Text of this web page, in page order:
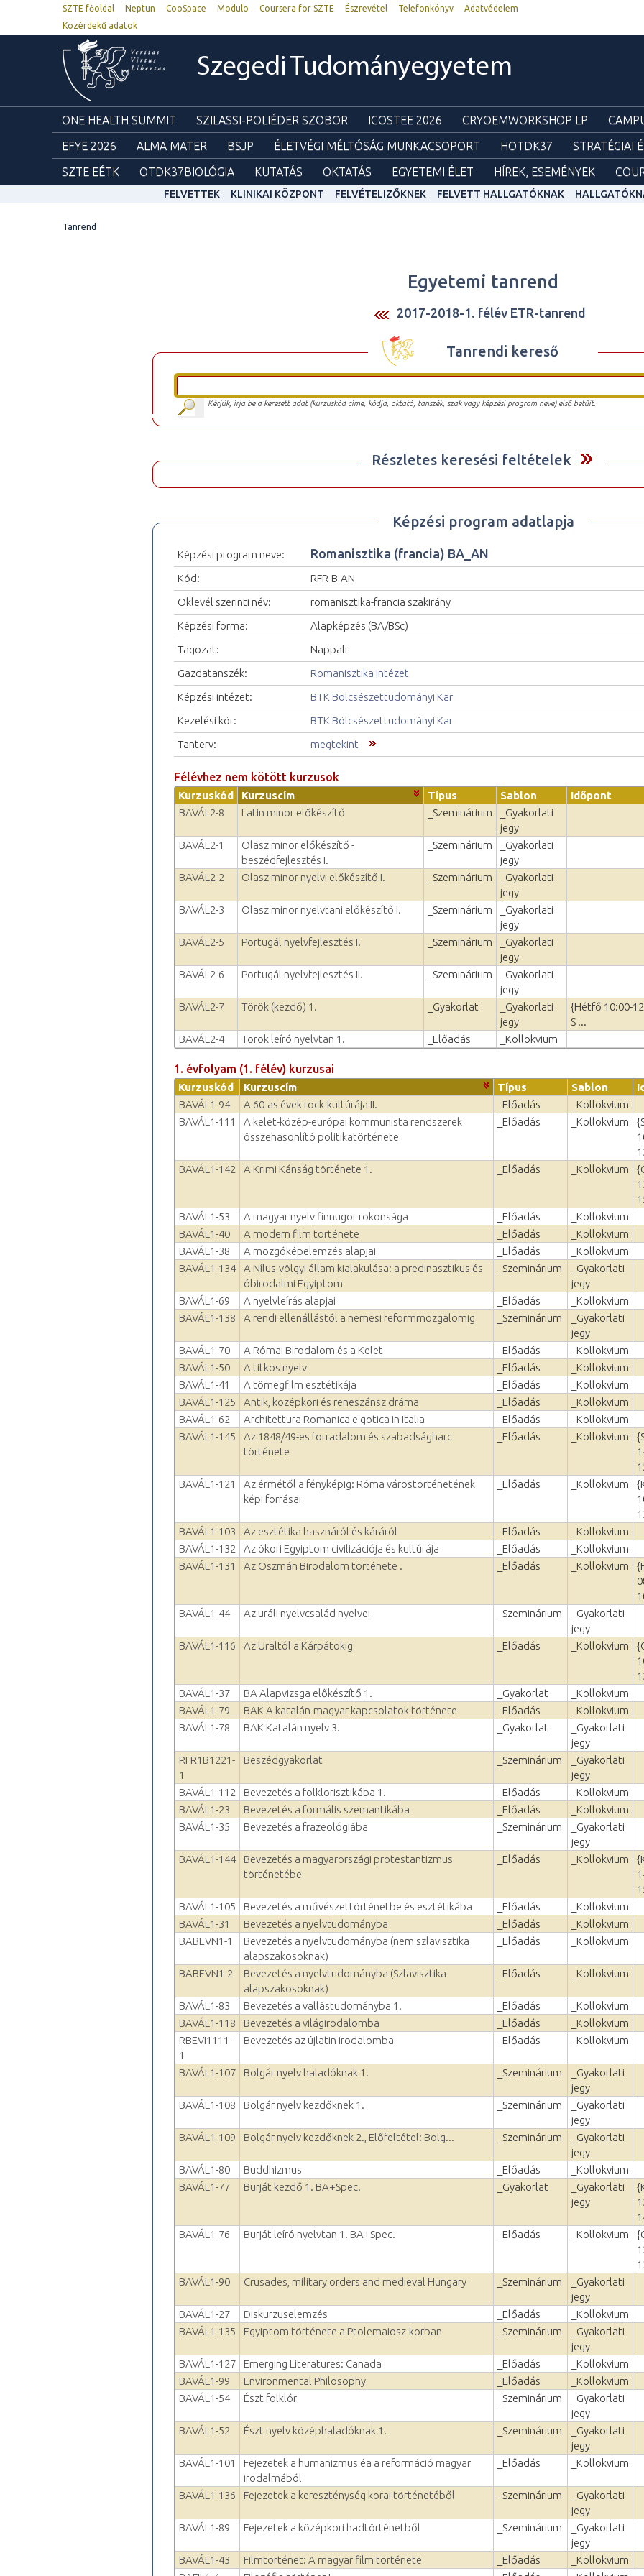
SZTE főoldal Neptun CooSpace Modulo Coursera for SZTE Észrevétel Telefonkönyv
Adatvédelem
Közérdekű adatok
Szegedi Tudományegyetem
ONE HEALTH SUMMIT SZILASSI-POLIÉDER SZOBOR ICOSTEE 2026 CRYOEMWORKSHOP LP
EFYE 2026
ALMA MATER BSJP ÉLETVÉGI MÉLTÓSÁG MUNKACSOPORT HOTDK37 STRATÉGIAI
SZTE EÉTK
OTDK37BIOLÓGIA KUTATÁS OKTATÁS EGYETEMI ÉLET HÍREK, ESEMÉNYEK
FELVETTEK KLINIKAI KÖZPONT FELVÉTELIZŐKNEK FELVETT HALLGATÓKNAK
Tanrend
Egyetemi tanrend
2017-2018-1. félév ETR-tanrend
Tanrendi kereső
Kérjük, írja be a keresett adat (kurzuskód címe, kódja, oktató, tanszék, szak vagy képzési program neve) első betűit.
Részletes keresési feltételek
Képzési program adatlapja
Képzési program neve: Romanisztika (francia) BA_AN
Kód:
RFR-B-AN
Oklevél szerinti név:
romanisztika-francia szakirány
Képzési forma:
Alapképzés (BA/BSc)
Tagozat:
Nappali
Gazdatanszék:
Romanisztika Intézet
Képzési intézet:
BTK Bölcsészettudományi Kar
Kezelési kör:
BTK Bölcsészettudományi Kar
Tanterv:
megtekint
Félévhez nem kötött kurzusok
Kurzuskód Kurzuscím Típus Sablon Időpont
BAVÁL2-8
Latin minor előkészítő _Szeminárium
_Gyakorlati
jegy
BAVÁL2-1
Olasz minor előkészítő -
beszédfejlesztés I.
_Szeminárium
_Gyakorlati
jegy
BAVÁL2-2
Olasz minor nyelvi előkészítő I. _Szeminárium
_Gyakorlati
jegy
BAVÁL2-3
Olasz minor nyelvtani előkészítő I. _Szeminárium
_Gyakorlati
jegy
BAVÁL2-5
Portugál nyelvfejlesztés I. _Szeminárium
_Gyakorlati
jegy
BAVÁL2-6
Portugál nyelvfejlesztés II. _Szeminárium
_Gyakorlati
jegy
BAVÁL2-7
Török (kezdő) 1. _Gyakorlat
_Gyakorlati
jegy
{Hétfő 10:00-
S ...
BAVÁL2-4
Török leíró nyelvtan 1. _Előadás _Kollokvium
1. évfolyam (1. félév) kurzusai
Kurzuskód Kurzuscím Típus Sablon
BAVÁL1-94
A 60-as évek rock-kultúrája II. _Előadás
_Kollokvium
BAVÁL1-111
A kelet-közép-európai kommunista rendszerek
összehasonlító politikatörténete
_Előadás _Kollokvium
BAVÁL1-142
A Krimi Kánság története 1. _Előadás _Kollokvium
BAVÁL1-53 A magyar nyelv finnugor rokonsága _Előadás
_Kollokvium
BAVÁL1-40
A modern film története _Előadás
_Kollokvium
BAVÁL1-38
A mozgóképelemzés alapjai _Előadás
_Kollokvium
BAVÁL1-134
A Nílus-völgyi állam kialakulása: a predinasztikus és
óbirodalmi Egyiptom
_Szeminárium
_Gyakorlati
jegy
BAVÁL1-69
A nyelvleírás alapjai _Előadás
_Kollokvium
BAVÁL1-138
A rendi ellenállástól a nemesi reformmozgalomig _Szeminárium
_Gyakorlati
jegy
BAVÁL1-70
A Római Birodalom és a Kelet _Előadás
_Kollokvium
BAVÁL1-50
A titkos nyelv _Előadás
_Kollokvium
BAVÁL1-41
A tömegfilm esztétikája _Előadás
_Kollokvium
BAVÁL1-125
Antik, középkori és reneszánsz dráma _Előadás
_Kollokvium
BAVÁL1-62
Architettura Romanica e gotica in Italia _Előadás
_Kollokvium
BAVÁL1-145
Az 1848/49-es forradalom és szabadságharc
története
_Előadás _Kollokvium
BAVÁL1-121
Az érmétől a fényképig: Róma várostörténetének
képi forrásai
_Előadás _Kollokvium
BAVÁL1-103 Az esztétika hasznáról és káráról _Előadás
_Kollokvium
BAVÁL1-132
Az ókori Egyiptom civilizációja és kultúrája _Előadás
_Kollokvium
BAVÁL1-131
Az Oszmán Birodalom története . _Előadás _Kollokvium
BAVÁL1-44
Az uráli nyelvcsalád nyelvei _Szeminárium
_Gyakorlati
jegy
BAVÁL1-116
Az Uraltól a Kárpátokig _Előadás _Kollokvium
BAVÁL1-37
BA Alapvizsga előkészítő 1. _Gyakorlat
_Kollokvium
BAVÁL1-79
BAK A katalán-magyar kapcsolatok története _Előadás
_Kollokvium
BAVÁL1-78
BAK Katalán nyelv 3. _Gyakorlat
_Gyakorlati
jegy
RFR1B1221-
1
Beszédgyakorlat _Szeminárium
_Gyakorlati
jegy
BAVÁL1-112
Bevezetés a folklorisztikába 1. _Előadás
_Kollokvium
BAVÁL1-23
Bevezetés a formális szemantikába _Előadás
_Kollokvium
BAVÁL1-35
Bevezetés a frazeológiába _Szeminárium
_Gyakorlati
jegy
BAVÁL1-144
Bevezetés a magyarországi protestantizmus
történetébe
_Előadás _Kollokvium
BAVÁL1-105 Bevezetés a művészettörténetbe és esztétikába _Előadás
_Kollokvium
BAVÁL1-31
Bevezetés a nyelvtudományba _Előadás
_Kollokvium
BABEVN1-1
Bevezetés a nyelvtudományba (nem szlavisztika
alapszakosoknak)
_Előadás _Kollokvium
BABEVN1-2
Bevezetés a nyelvtudományba (Szlavisztika
alapszakosoknak)
_Előadás _Kollokvium
BAVÁL1-83 Bevezetés a vallástudományba 1. _Előadás
_Kollokvium
BAVÁL1-118
Bevezetés a világirodalomba _Előadás
_Kollokvium
RBEVI1111-
1
Bevezetés az újlatin irodalomba _Előadás _Kollokvium
BAVÁL1-107 Bolgár nyelv haladóknak 1. _Szeminárium
_Gyakorlati
jegy
BAVÁL1-108
Bolgár nyelv kezdőknek 1. _Szeminárium
_Gyakorlati
jegy
BAVÁL1-109
Bolgár nyelv kezdőknek 2., Előfeltétel: Bolg... _Szeminárium
_Gyakorlati
jegy
BAVÁL1-80
Buddhizmus _Előadás
_Kollokvium
BAVÁL1-77
Burját kezdő 1. BA+Spec. _Gyakorlat
_Gyakorlati
jegy
BAVÁL1-76 Burját leíró nyelvtan 1. BA+Spec. _Előadás _Kollokvium
BAVÁL1-90 Crusades, military orders and medieval Hungary _Szeminárium
_Gyakorlati
jegy
BAVÁL1-27
Diskurzuselemzés _Előadás
_Kollokvium
BAVÁL1-135
Egyiptom története a Ptolemaiosz-korban _Szeminárium
_Gyakorlati
jegy
BAVÁL1-127
Emerging Literatures: Canada _Előadás
_Kollokvium
BAVÁL1-99
Environmental Philosophy _Előadás
_Kollokvium
BAVÁL1-54
Észt folklór _Szeminárium
_Gyakorlati
jegy
BAVÁL1-52
Észt nyelv középhaladóknak 1. _Szeminárium
_Gyakorlati
jegy
BAVÁL1-101
Fejezetek a humanizmus éa a reformáció magyar
irodalmából
_Előadás _Kollokvium
BAVÁL1-136 Fejezetek a kereszténység korai történetéből _Szeminárium
_Gyakorlati
jegy
BAVÁL1-89
Fejezetek a középkori hadtörténetből _Szeminárium
_Gyakorlati
jegy
BAVÁL1-43
Filmtörténet: A magyar film története _Előadás
_Kollokvium